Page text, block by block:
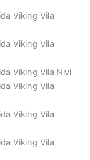
Viking Vila
Viking Vila
Viking Vila Nivi
Viking Vila
Viking Vila
Viking Vila